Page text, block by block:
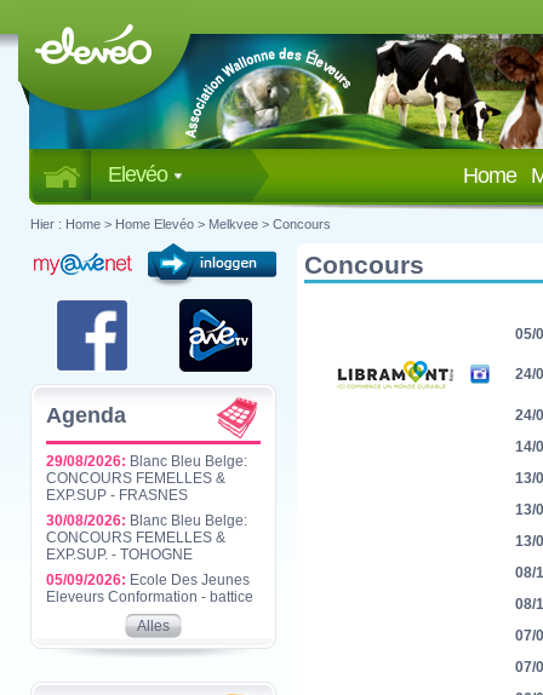
Elevéo Home
Hier : Home > Home Elevéo > Melkvee > Concours
Agenda
29/08/2026: Blanc Bleu Belge:
CONCOURS FEMELLES &
EXP.SUP - FRASNES
30/08/2026: Blanc Bleu Belge:
CONCOURS FEMELLES &
EXP.SUP. - TOHOGNE
05/09/2026: Ecole Des Jeunes
Eleveurs Conformation - battice
Alles
Concours
05/
24/
24/
14/
13/
13/
13/
08/
08/
07/
07/